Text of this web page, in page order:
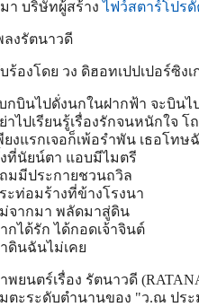
า บริษัทผู้สร้างไฟว์สตาร์โปร
ลงรัตนาวดี
ร้องโดย วง ดิฮอทเปปเปอร์ซิ
กบินไปดั่งนกในฝากฟ้า จะบินไ
าไปเรียนรู้เรื่องรักจนหนักใจ
ยงแรกเจอก็เพ้อรำพัน เธอโทษ
ที่นัยน์ตา แอบมีไมตรี
มมีประกายชวนถวิล
ะท่อมร้างที่ข้างโรงนา
จากมา พลัดมาสู่ดิน
กได้รัก ได้กอดเจ้าจินต์
ดินฉันไม่เคย
พยนตร์เรื่อง รัตนาวดี
ตะระดับตำนานของ "ว.ณ ปร